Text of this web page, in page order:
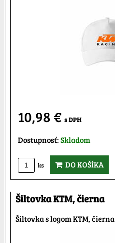
10,98 € s DPH
Dostupnosť:Skladom
ks DO KOŠÍKA
Šiltovka KTM, čierna
Šiltovka s logom KTM, čierna